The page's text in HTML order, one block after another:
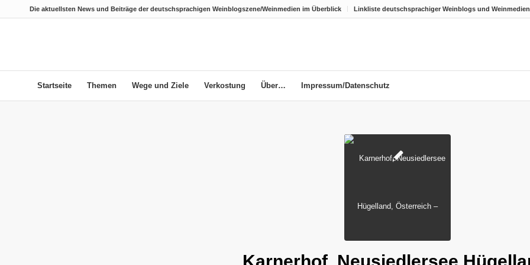
Die aktuellsten News und Beiträge der deutschsprachigen Weinblogszene/Weinmedien im Überblick Linkliste deutschsprachiger Weinblogs und Weinmedien
Startseite Themen Wege und Ziele Verkostung Über… Impressum/Datenschutz